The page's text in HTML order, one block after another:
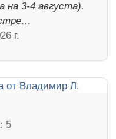
на 3-4 августа).
г.